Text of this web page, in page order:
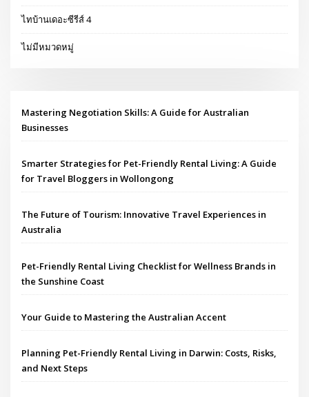
ไทบ้านเดอะซีรีส์ 4
ไม่มีหมวดหมู่
Mastering Negotiation Skills: A Guide for Australian
Businesses
Smarter Strategies for Pet-Friendly Rental Living: A Guide
for Travel Bloggers in Wollongong
The Future of Tourism: Innovative Travel Experiences in
Australia
Pet-Friendly Rental Living Checklist for Wellness Brands in
the Sunshine Coast
Your Guide to Mastering the Australian Accent
Planning Pet-Friendly Rental Living in Darwin: Costs, Risks,
and Next Steps